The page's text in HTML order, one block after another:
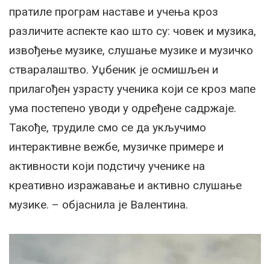
пратиле програм наставе и учења кроз
различите аспекте као што су: човек и музика,
извођење музике, слушање музике и музичко
стваралаштво. Уџбеник је осмишљен и
прилагођен узрасту ученика који се кроз мапе
ума постепено уводи у одређене садржаје.
Такође, трудиле смо се да укључимо
интерактивне вежбе, музичке примере и
активности који подстичу ученике на
креативно изражавање и активно слушање
музике. – објаснила је Валентина.